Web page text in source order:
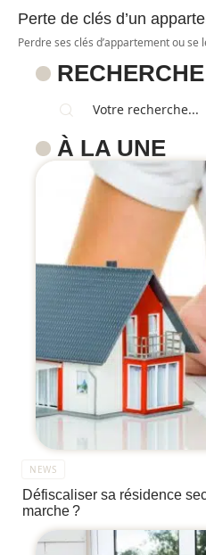
Perte de clés d’un
Perdre ses clés d’appartement ou se
RECHERCHE
À LA UNE
NEWS
Défiscaliser sa résidence
marche ?